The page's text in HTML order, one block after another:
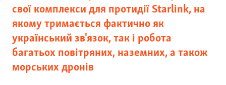
свої комплекси для протидії Starlink, на
якому тримається фактично як
український зв'язок, так і робота
багатьох повітряних, наземних, а також
морських дронів